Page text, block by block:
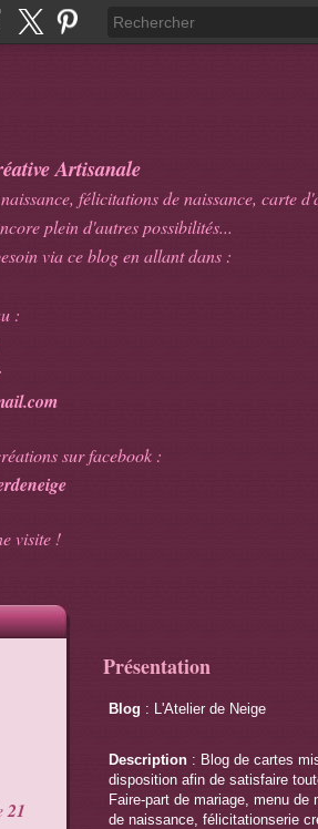
Artisanale
félicitations de naissance, carte
plein d'autres possibilités...
via ce blog en allant dans :
:
sur facebook :
visite !
21
Présentation
Blog : L'Atelier de Neige
Description : Blog de cartes
disposition afin de satisfaire
Faire-part de mariage, menu de
de naissance, félicitationserie